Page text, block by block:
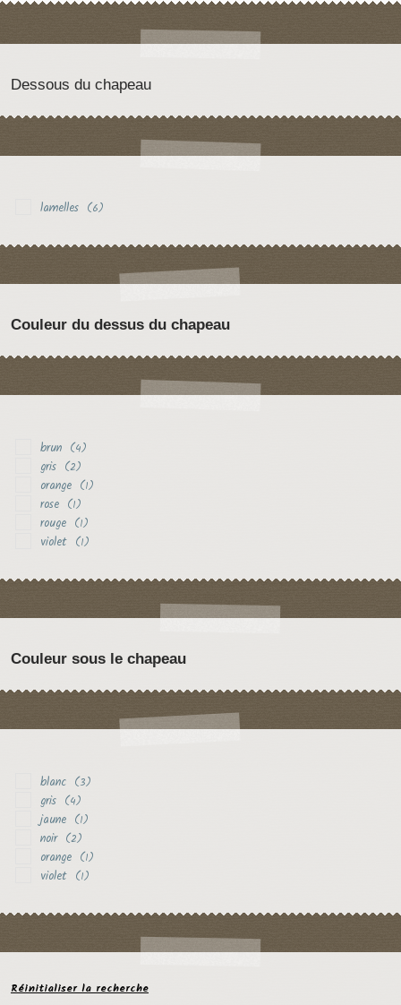
Dessous du chapeau
lamelles (6)
Couleur du dessus du chapeau
brun (4)
gris (2)
orange (1)
rose (1)
rouge (1)
violet (1)
Couleur sous le chapeau
blanc (3)
gris (4)
jaune (1)
noir (2)
orange (1)
violet (1)
Réinitialiser la recherche